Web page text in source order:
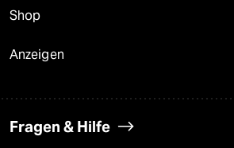
Shop
Anzeigen
Fragen & Hilfe